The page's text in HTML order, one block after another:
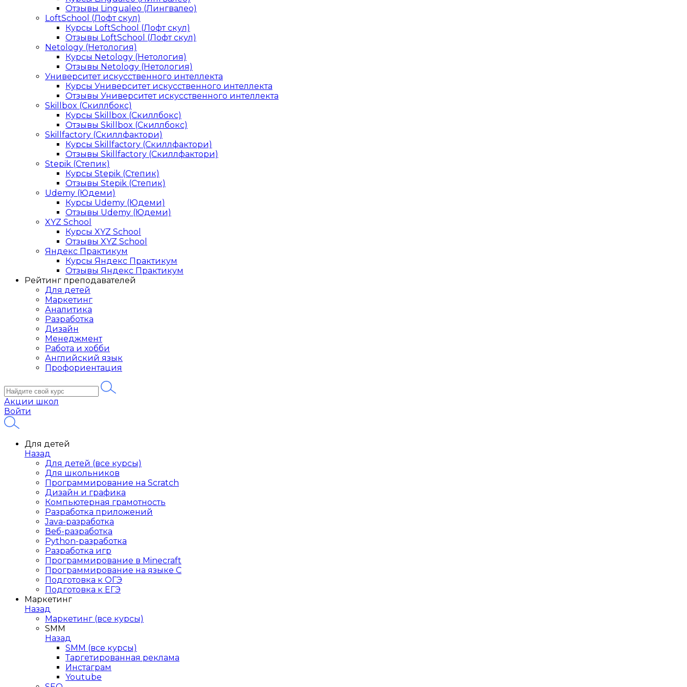
Отзывы Lingualeo (Лингвалео)
LoftSchool (Лофт скул)
Курсы LoftSchool (Лофт скул)
Отзывы LoftSchool (Лофт скул)
Netology (Нетология)
Курсы Netology (Нетология)
Отзывы Netology (Нетология)
Университет искусственного интеллекта
Курсы Университет искусственного интеллекта
Отзывы Университет искусственного интеллекта
Skillbox (Скиллбокс)
Курсы Skillbox (Скиллбокс)
Отзывы Skillbox (Скиллбокс)
Skillfactory (Скиллфактори)
Курсы Skillfactory (Скиллфактори)
Отзывы Skillfactory (Скиллфактори)
Stepik (Степик)
Курсы Stepik (Степик)
Отзывы Stepik (Степик)
Udemy (Юдеми)
Курсы Udemy (Юдеми)
Отзывы Udemy (Юдеми)
XYZ School
Курсы XYZ School
Отзывы XYZ School
Яндекс Практикум
Курсы Яндекс Практикум
Отзывы Яндекс Практикум
Рейтинг преподавателей
Для детей
Маркетинг
Аналитика
Разработка
Дизайн
Менеджмент
Работа и хобби
Английский язык
Профориентация
Акции школ
Войти
Для детей
Назад
Для детей (все курсы)
Для школьников
Программирование на Scratch
Дизайн и графика
Компьютерная грамотность
Разработка приложений
Java-разработка
Веб-разработка
Python-разработка
Разработка игр
Программирование в Minecraft
Программирование на языке C
Подготовка к ОГЭ
Подготовка к ЕГЭ
Маркетинг
Назад
Маркетинг (все курсы)
SMM
Назад
SMM (все курсы)
Таргетированная реклама
Инстаграм
Youtube